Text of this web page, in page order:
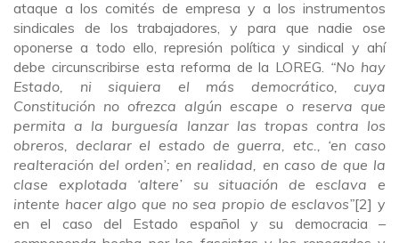
ataque a los comités de empresa y a los instrumentos
sindicales de los trabajadores, y para que nadie ose
oponerse a todo ello, represión política y sindical y ahí
debe circunscribirse esta reforma de la LOREG. “No hay
Estado, ni siquiera el más democrático, cuya
Constitución no ofrezca algún escape o reserva que
permita a la burguesía lanzar las tropas contra los
obreros, declarar el estado de guerra, etc., ‘en caso
realteración del orden’; en realidad, en caso de que la
clase explotada ‘altere’ su situación de esclava e
intente hacer algo que no sea propio de esclavos”[2] y
en el caso del Estado español y su democracia –